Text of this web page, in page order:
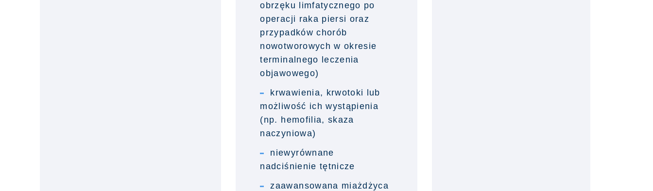
obrzęku limfatycznego po
operacji raka piersi oraz
przypadków chorób
nowotworowych w okresie
terminalnego leczenia
objawowego)
krwawienia, krwotoki lub
możliwość ich wystąpienia
(np. hemofilia, skaza
naczyniowa)
niewyrównane
nadciśnienie tętnicze
zaawansowana miażdżyca